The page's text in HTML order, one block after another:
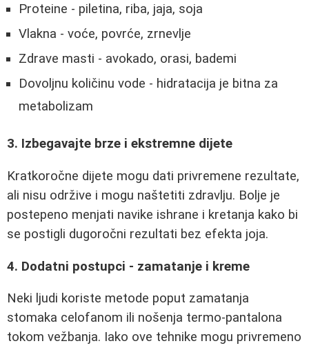
Proteine - piletina, riba, jaja, soja
Vlakna - voće, povrće, zrnevlje
Zdrave masti - avokado, orasi, bademi
Dovoljnu količinu vode - hidratacija je bitna za
metabolizam
3. Izbegavajte brze i ekstremne dijete
Kratkoročne dijete mogu dati privremene rezultate,
ali nisu održive i mogu naštetiti zdravlju. Bolje je
postepeno menjati navike ishrane i kretanja kako bi
se postigli dugoročni rezultati bez efekta joja.
4. Dodatni postupci - zamatanje i kreme
Neki ljudi koriste metode poput zamatanja
stomaka celofanom ili nošenja termo-pantalona
tokom vežbanja. Iako ove tehnike mogu privremeno